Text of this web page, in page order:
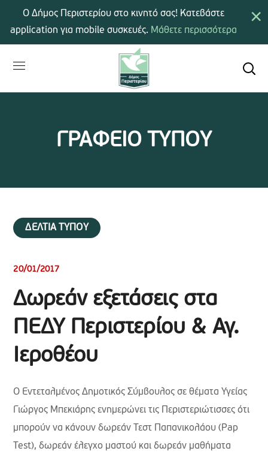
ΓΡΑΦΕΙΟ ΤΥΠΟΥ
ΔΕΛΤΙΑ ΤΥΠΟΥ
20/01/2017
Δωρεάν εξετάσεις στα
ΠΕΔΥ Περιστερίου & Αγ.
Ιεροθέου
Ο Εντεταλμένος Δημοτικός Σύμβουλος σε θέματα Υγείας
Γιώργος Μπεκιάρης ενημερώνει τις Περιστεριώτισσες ότι
μπορούν να κάνουν δωρεάν Τεστ Παπανικολάου (Pap
Test), δωρεάν έλεγχο μαστού και δωρεάν μαθήματα
×
Ο Δήμος Περιστερίου στο κινητό σας! Κατεβάστε
application για mobile συσκευές. Μάθετε περισσότερα